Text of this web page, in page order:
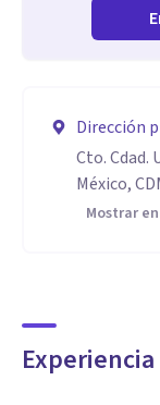
Dirección
Cto. Cdad.
México,
Mostrar
Experiencia